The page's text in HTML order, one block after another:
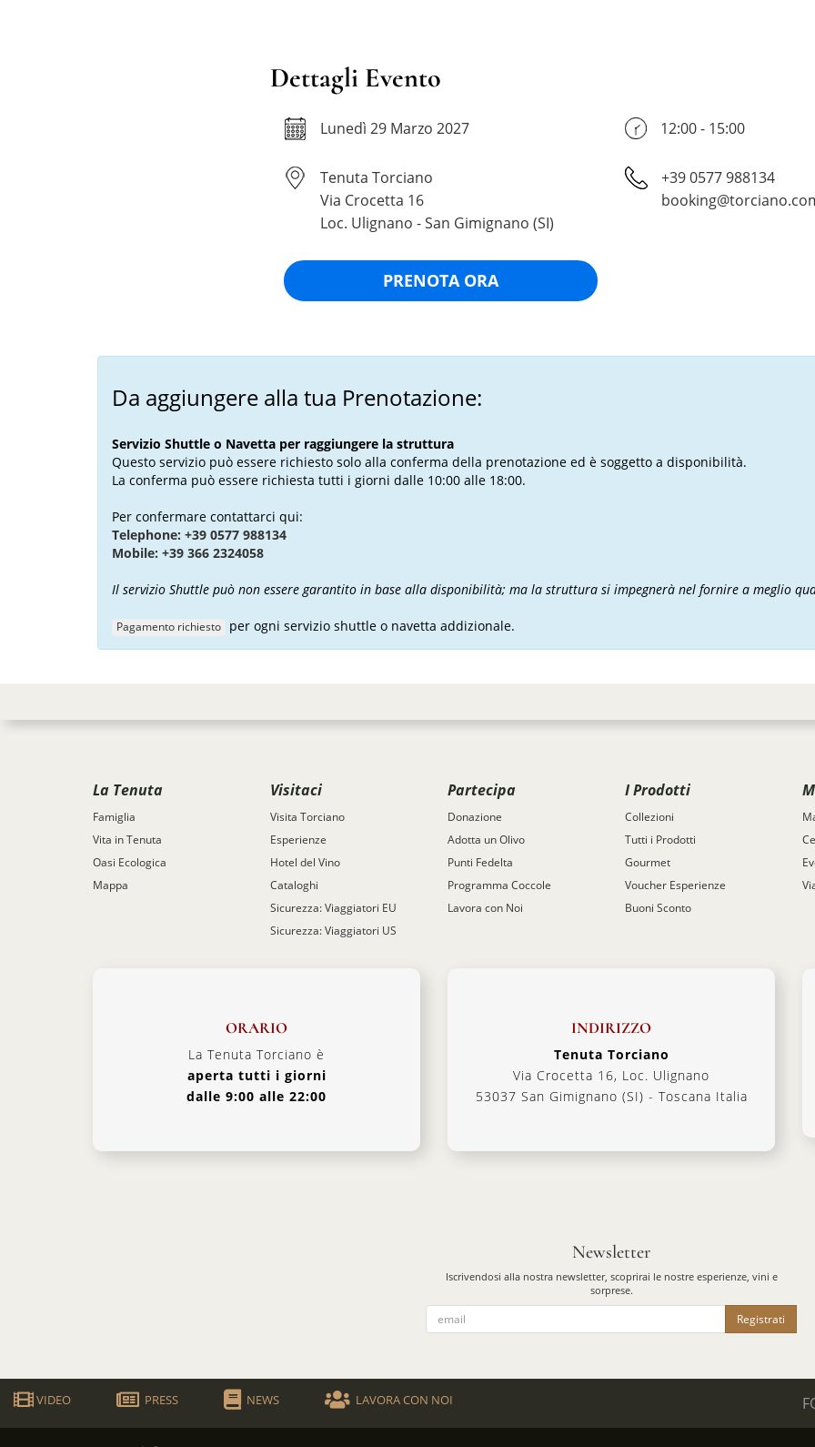
Dettagli Evento
Lunedì 29 Marzo 2027 12:00 - 15:00
Tenuta Torciano
Via Crocetta 16
Loc. Ulignano - San Gimignano (SI)
+39 0577 988134
PRENOTA ORA
Da aggiungere alla tua Prenotazione:
Servizio Shuttle o Navetta per raggiungere la struttura
Questo servizio può essere richiesto solo alla conferma della prenotazione ed è soggetto a disponibilità.
La conferma può essere richiesta tutti i giorni dalle 10:00 alle 18:00.
Per confermare contattarci qui:
Telephone: +39 0577 988134
Mobile: +39 366 2324058
Il servizio Shuttle può non essere garantito in base alla disponibilità; ma la struttura si impegnerà nel fornire a meglio
Pagamento richiesto per ogni servizio shuttle o navetta addizionale.
La Tenuta
Famiglia
Vita in Tenuta
Oasi Ecologica
Mappa
Visitaci
Visita Torciano
Esperienze
Hotel del Vino
Cataloghi
Sicurezza: Viaggiatori EU
Sicurezza: Viaggiatori US
Partecipa
Donazione
Adotta un Olivo
Punti Fedelta
Programma Coccole
Lavora con Noi
I Prodotti
Collezioni
Tutti i Prodotti
Gourmet
Voucher Esperienze
Buoni Sconto
ORARIO
La Tenuta Torciano è
aperta tutti i giorni
dalle 9:00 alle 22:00
INDIRIZZO
Tenuta Torciano
Via Crocetta 16, Loc. Ulignano
53037 San Gimignano (SI) - Toscana Italia
Newsletter
Iscrivendosi alla nostra newsletter, scoprirai le nostre esperienze, vini e
sorprese.
Registrati
VIDEO PRESS NEWS LAVORA CON NOI